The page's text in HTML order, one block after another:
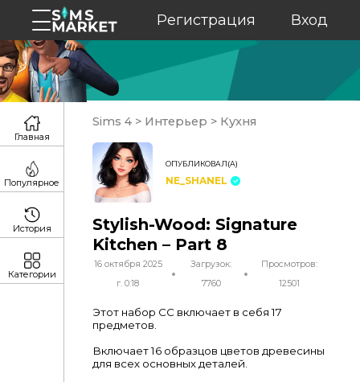
Регистрация Вход
Sims 4 > Интерьер > Кухня
ОПУБЛИКОВАЛ(А)
NE_SHANEL
Stylish-Wood: Signature
Kitchen – Part 8
16 октября 2025
г. 0:18
Загрузок:
7760
Просмотров:
12501
Этот набор CC включает в себя 17
предметов.
Включает 16 образцов цветов древесины
для всех основных деталей.
Главная
Популярное
История
Категории